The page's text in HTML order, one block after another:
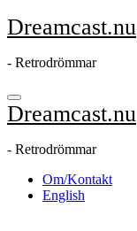
Hoppa
till
Dreamcast.nu
- Retrodrömmar
Dreamcast.nu
- Retrodrömmar
Om/Kontakt
English